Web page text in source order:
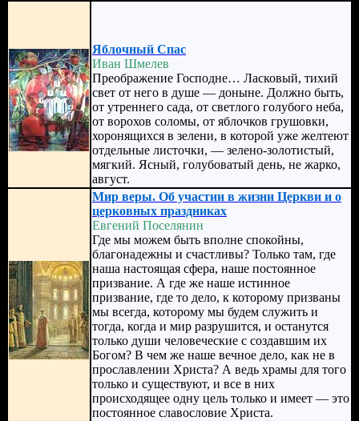
Яблочный Спас
Иван Шмелев
Преображение Господне… Ласковый, тихий
свет от него в душе — доныне. Должно быть,
от утреннего сада, от светлого голубого неба,
от ворохов соломы, от яблочков грушовки,
хоронящихся в зелени, в которой уже желтеют
отдельные листочки, — зелено-золотистый,
мягкий. Ясный, голубоватый день, не жарко,
август.
Мир веры. Об участии в жизни Церкви и о
церковных праздниках
Евгений Поселянин
Где мы можем быть вполне спокойны,
благонадежны и счастливы? Только там, где
наша настоящая сфера, наше постоянное
призвание. А где же наше истинное
призвание, где то дело, к которому призваны
мы всегда, которому мы будем служить и
тогда, когда и мир разрушится, и останутся
только души человеческие с создавшим их
Богом? В чем же наше вечное дело, как не в
прославлении Христа? А ведь храмы для того
только и существуют, и все в них
происходящее одну цель только и имеет — это
постоянное славословие Христа.